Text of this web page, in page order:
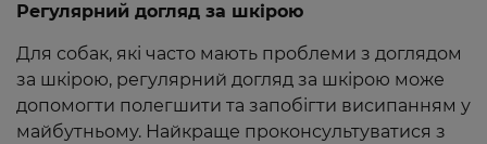
Регулярний догляд за шкірою
Для собак, які часто мають проблеми з доглядом
за шкірою, регулярний догляд за шкірою може
допомогти полегшити та запобігти висипанням у
майбутньому. Найкраще проконсультуватися з